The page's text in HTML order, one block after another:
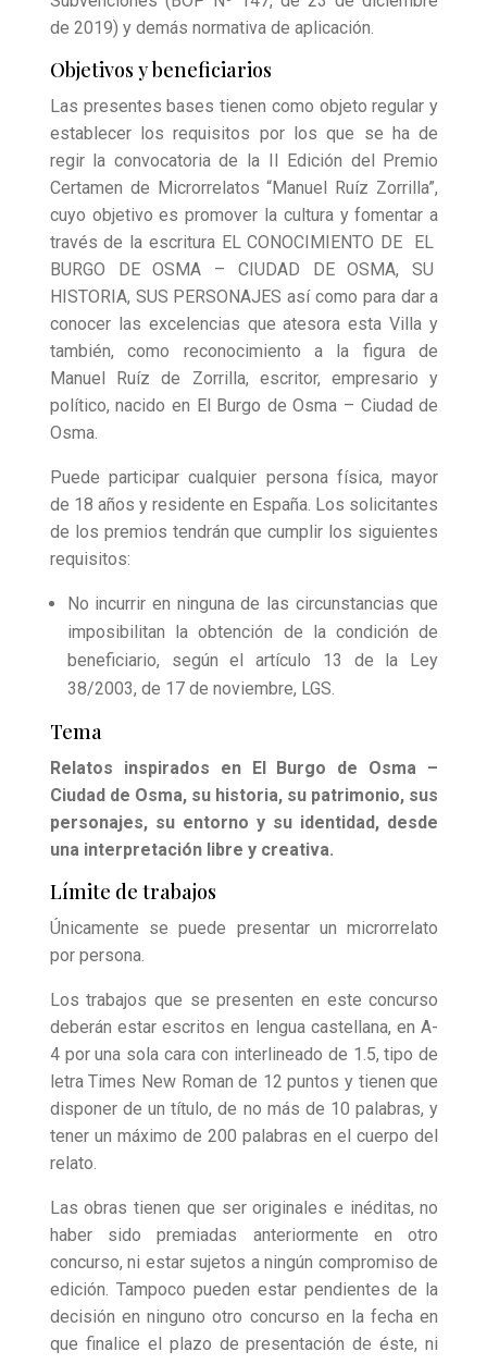
de 2019) y demás normativa de aplicación.
Objetivos y beneficiarios
Las presentes bases tienen como objeto regular y
establecer los requisitos por los que se ha de
regir la convocatoria de la II Edición del Premio
Certamen de Microrrelatos “Manuel Ruíz Zorrilla”,
cuyo objetivo es promover la cultura y fomentar a
través de la escritura EL CONOCIMIENTO DE EL
BURGO DE OSMA – CIUDAD DE OSMA, SU
HISTORIA, SUS PERSONAJES así como para dar a
conocer las excelencias que atesora esta Villa y
también, como reconocimiento a la figura de
Manuel Ruíz de Zorrilla, escritor, empresario y
político, nacido en El Burgo de Osma – Ciudad de
Osma.
Puede participar cualquier persona física, mayor
de 18 años y residente en España. Los solicitantes
de los premios tendrán que cumplir los siguientes
requisitos:
No incurrir en ninguna de las circunstancias que
imposibilitan la obtención de la condición de
beneficiario, según el artículo 13 de la Ley
38/2003, de 17 de noviembre, LGS.
Tema
Relatos inspirados en El Burgo de Osma –
Ciudad de Osma, su historia, su patrimonio, sus
personajes, su entorno y su identidad, desde
una interpretación libre y creativa.
Límite de trabajos
Únicamente se puede presentar un microrrelato
por persona.
Los trabajos que se presenten en este concurso
deberán estar escritos en lengua castellana, en A-
4 por una sola cara con interlineado de 1.5, tipo de
letra Times New Roman de 12 puntos y tienen que
disponer de un título, de no más de 10 palabras, y
tener un máximo de 200 palabras en el cuerpo del
relato.
Las obras tienen que ser originales e inéditas, no
haber sido premiadas anteriormente en otro
concurso, ni estar sujetos a ningún compromiso de
edición. Tampoco pueden estar pendientes de la
decisión en ninguno otro concurso en la fecha en
que finalice el plazo de presentación de éste, ni